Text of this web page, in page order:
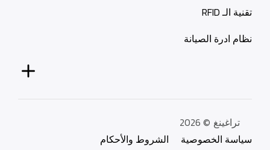
تقنية الـ RFID
نظام ادرة الصيانة
تراغينغ © 2026
سياسة الخصوصية
الشروط والأحكام